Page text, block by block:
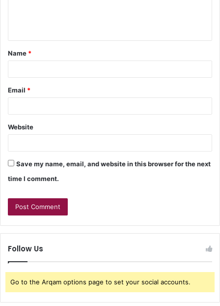
Name *
Email *
Website
Save my name, email, and website in this browser for the next
time I comment.
Follow Us
Go to the Arqam options page to set your social accounts.